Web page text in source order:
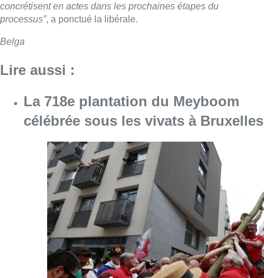
concrétisent en actes dans les prochaines étapes du
processus”, a ponctué la libérale.
Belga
Lire aussi :
La 718e plantation du Meyboom
célébrée sous les vivats à Bruxelles